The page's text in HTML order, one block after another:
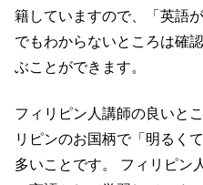
籍していますので、「英語
でもわからないところは確
ぶことができます。
フィリピン人講師の良いと
リピンのお国柄で「明るく
多いことです。 フィリピン